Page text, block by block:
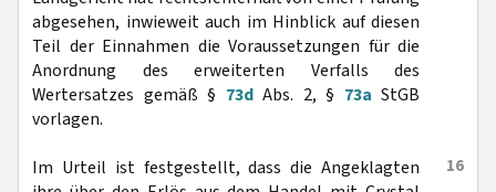
abgesehen, inwieweit auch im Hinblick auf diesen
Teil der Einnahmen die Voraussetzungen für die
Anordnung des erweiterten Verfalls des
Wertersatzes gemäß § 73dAbs. 2, § 73a StGB
vorlagen.
16
Im Urteil ist festgestellt, dass die Angeklagten